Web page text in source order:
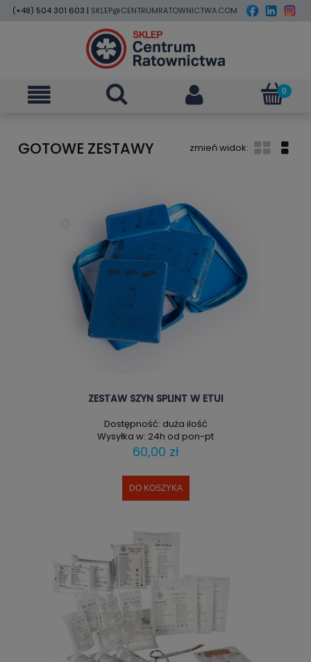
(+48) 504 301 603 | SKLEP@CENTRUMRATOWNICTWA.COM
GOTOWE ZESTAWY
ZESTAW SZYN SPLINT W ETUI
Dostępność: duża ilość
Wysyłka w: 24h od pon-pt
60,00 zł
DO KOSZYKA